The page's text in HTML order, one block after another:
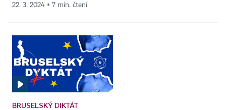
22. 3. 2024 ▪ 7 min. čtení
BRUSELSKÝ DIKTÁT